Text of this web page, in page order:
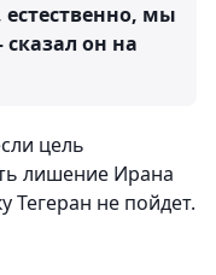
мы
сказал он на
цель
лишение Ирана
Тегеран не пойдет.